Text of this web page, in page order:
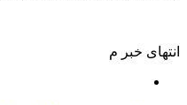
انتهای خبر م